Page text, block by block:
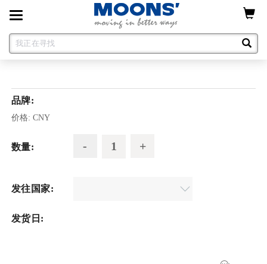
Toggle
navigation
品牌:
价格: CNY
数量:
发往国家:
发货日: